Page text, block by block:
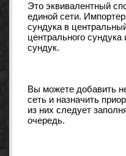
Это эквивалентный
единой сети.
сундука в
центрального
сундук.
Вы можете добавить
сеть и назначить
из них следует
очередь.